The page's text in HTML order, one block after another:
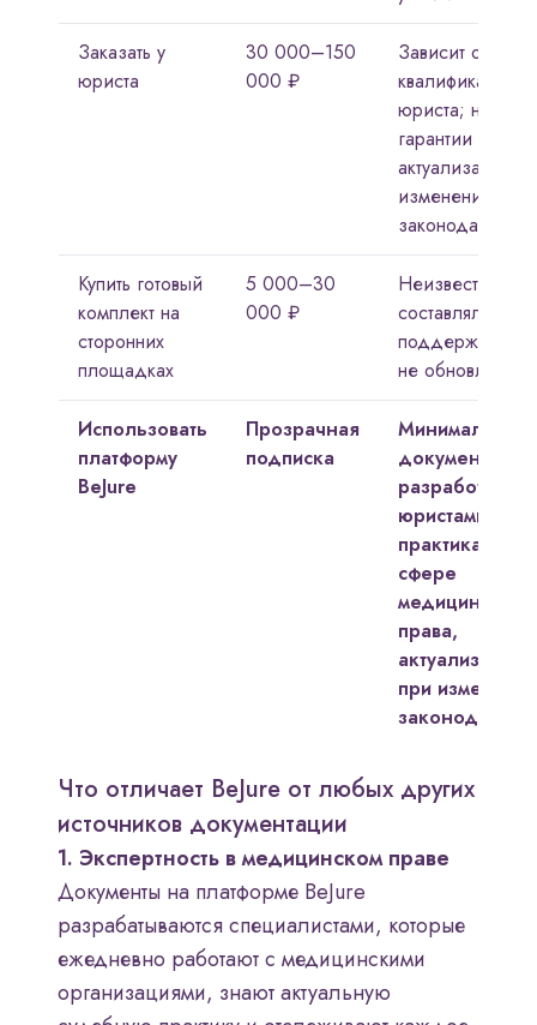
Заказать у
юриста
30 000–150
000 ₽
Зависит от
квалификации
юриста; нет
гарантии
актуализации
изменении
Купить готовый
комплект на
сторонних
площадках
5 000–30
000 ₽
Неизвестно, кто
составлял; нет
поддержки;
не обновляется
Использовать
платформу
BeJure
Прозрачная
подписка
Минимальные:
документы
разработаны
юристами-
практиками в
сфере
медицинского
права,
при
Что отличает BeJure от любых других
источников документации
1. Экспертность в медицинском праве
Документы на платформе BeJure
разрабатываются специалистами, которые
ежедневно работают с медицинскими
организациями, знают актуальную